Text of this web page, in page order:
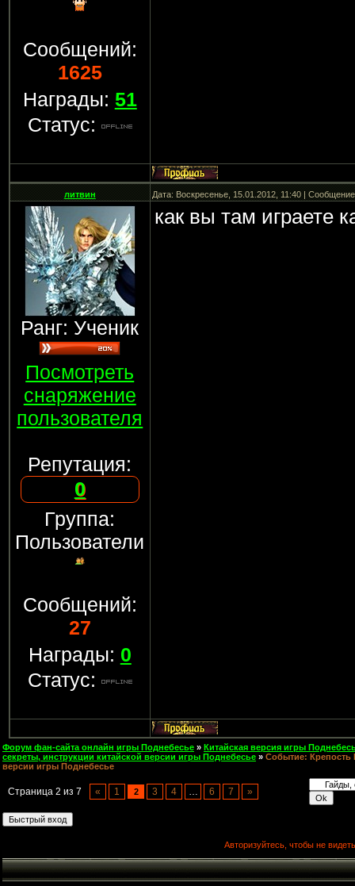
Сообщений:
1625
Награды: 51
Статус:
литвин Дата: Воскресенье, 15.01.2012, 11:40 |
Ранг: Ученик
Посмотреть
снаряжение
пользователя
Репутация:
0
Группа:
Пользователи
Сообщений:
27
Награды: 0
Статус:
как вы там играете
Форум фан-сайта онлайн игры Поднебесье » Китайская версия игры
секреты, инструкции китайской версии игры Поднебесье » Событие: Крепость
версии игры Поднебесье
Страница 2 из 7 « 1 2 3 4 … 6 7 »
Авторизуйтесь, чтобы не